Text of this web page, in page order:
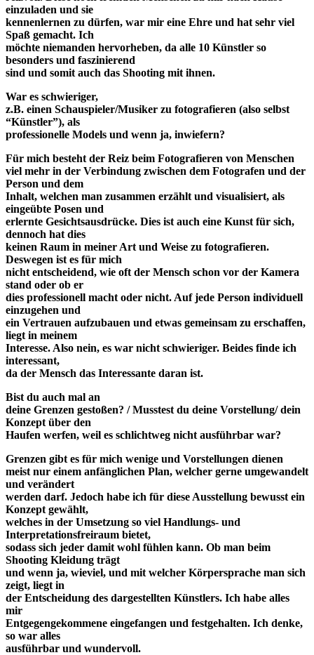
einzuladen und sie
kennenlernen zu dürfen, war mir eine Ehre und hat sehr viel
Spaß gemacht. Ich
möchte niemanden hervorheben, da alle 10 Künstler so
besonders und faszinierend
sind und somit auch das Shooting mit ihnen.
War es schwieriger,
z.B. einen Schauspieler/Musiker zu fotografieren (also selbst
“Künstler”), als
professionelle Models und wenn ja, inwiefern?
Für mich besteht der Reiz beim Fotografieren von Menschen
viel mehr in der Verbindung zwischen dem Fotografen und der
Person und dem
Inhalt, welchen man zusammen erzählt und visualisiert, als
eingeübte Posen und
erlernte Gesichtsausdrücke. Dies ist auch eine Kunst für sich,
dennoch hat dies
keinen Raum in meiner Art und Weise zu fotografieren.
Deswegen ist es für mich
nicht entscheidend, wie oft der Mensch schon vor der Kamera
stand oder ob er
dies professionell macht oder nicht. Auf jede Person individuell
einzugehen und
ein Vertrauen aufzubauen und etwas gemeinsam zu erschaffen,
liegt in meinem
Interesse. Also nein, es war nicht schwieriger. Beides finde ich
interessant,
da der Mensch das Interessante daran ist.
Bist du auch mal an
deine Grenzen gestoßen? / Musstest du deine Vorstellung/ dein
Konzept über den
Haufen werfen, weil es schlichtweg nicht ausführbar war?
Grenzen gibt es für mich wenige und Vorstellungen dienen
meist nur einem anfänglichen Plan, welcher gerne umgewandelt
und verändert
werden darf. Jedoch habe ich für diese Ausstellung bewusst ein
Konzept gewählt,
welches in der Umsetzung so viel Handlungs- und
Interpretationsfreiraum bietet,
sodass sich jeder damit wohl fühlen kann. Ob man beim
Shooting Kleidung trägt
und wenn ja, wieviel, und mit welcher Körpersprache man sich
zeigt, liegt in
der Entscheidung des dargestellten Künstlers. Ich habe alles
mir
Entgegengekommene eingefangen und festgehalten. Ich denke,
so war alles
ausführbar und wundervoll.